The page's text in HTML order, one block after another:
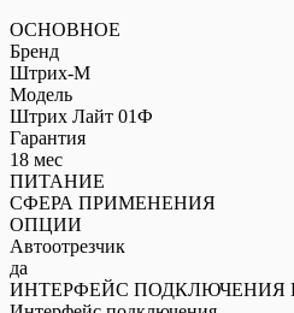
ОСНОВНОЕ
Бренд
Штрих-М
Модель
Штрих Лайт 01Ф
Гарантия
18 мес
ПИТАНИЕ
СФЕРА ПРИМЕНЕНИЯ
ОПЦИИ
Автоотрезчик
да
ИНТЕРФЕЙС ПОДКЛЮЧЕНИЯ